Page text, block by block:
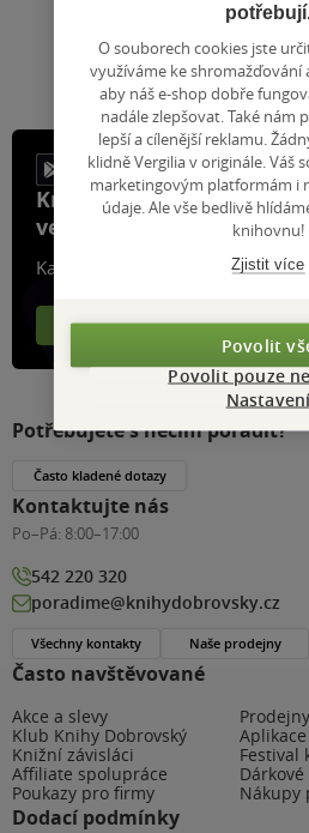
1
Přejít
na
/
Knihy, recenze a
ve vaší kapse a naší
Každý měsíc společně přečteme
Více o aplikaci Více o klubu
Často navštěvované
Akce a slevy
Prodejny
Klub Knihy Dobrovský
Knižní závisláci
Festival
Affiliate spolupráce
Poukazy pro firmy
Nákupy
Dodací podmínky
Potřebujete s něčím poradit?
Často kladené dotazy
Kontaktujte nás
Po–Pá: 8:00–17:00
542 220 320
poradime@knihydobrovsky.cz
Všechny kontakty Naše prodejny
potřebují.
O souborech cookies jste
využíváme ke shromažďování
aby náš e-shop dobře
nadále zlepšovat. Také nám
lepší a cílenější reklamu.
klidně Vergilia v originále. Váš
marketingovým platformám i
údaje. Ale vše bedlivě
knihovnu!
Zjistit více
Povolit
Povolit pouze